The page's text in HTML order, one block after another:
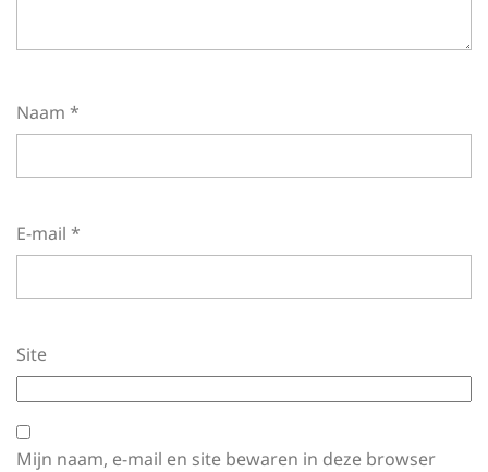
Naam *
E-mail *
Site
Mijn naam, e-mail en site bewaren in deze browser